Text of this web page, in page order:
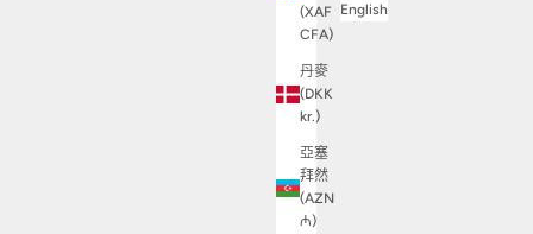
(XAF
CFA)
丹麥
(DKK
kr.)
亞塞
拜然
(AZN
₼)
English